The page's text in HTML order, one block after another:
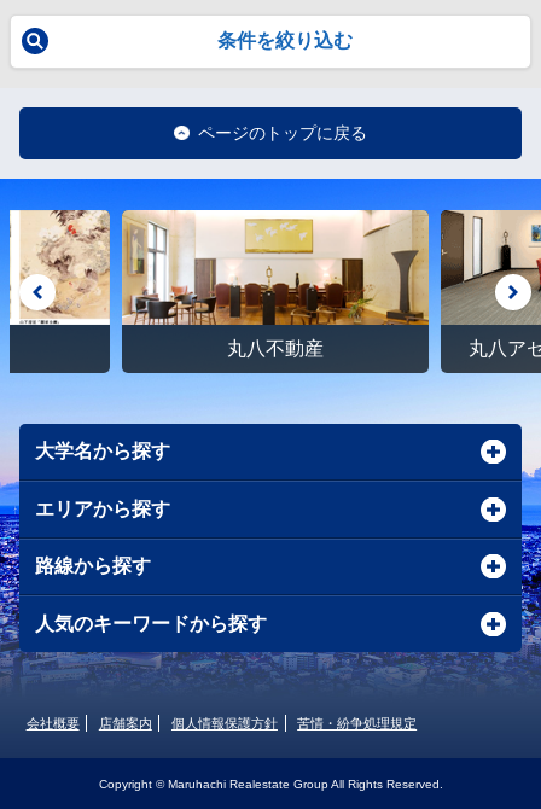
条件を絞り込む
ページのトップに戻る
丸八不動産 丸八ア
大学名から探す
エリアから探す
路線から探す
人気のキーワードから探す
会社概要 店舗案内 個人情報保護方針 苦情・紛争処理規定
Copyright © Maruhachi Realestate Group All Rights Reserved.